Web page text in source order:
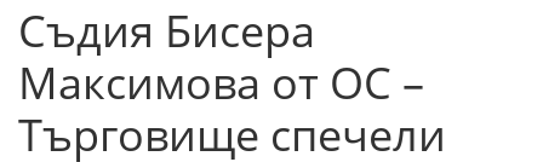
Съдия Бисера
Максимова от ОС –
Търговище спечели